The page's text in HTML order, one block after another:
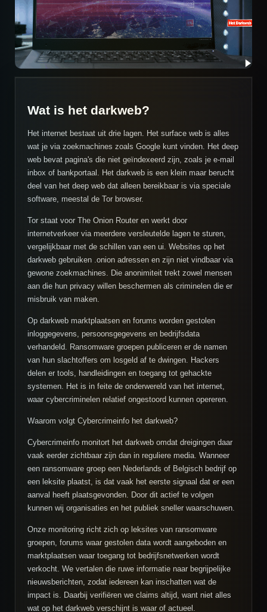
Wat is het darkweb?
Het internet bestaat uit drie lagen. Het surface web is alles
wat je via zoekmachines zoals Google kunt vinden. Het deep
web bevat pagina's die niet geïndexeerd zijn, zoals je e-mail
inbox of bankportaal. Het darkweb is een klein maar berucht
deel van het deep web dat alleen bereikbaar is via speciale
software, meestal de Tor browser.
Tor staat voor The Onion Router en werkt door
internetverkeer via meerdere versleutelde lagen te sturen,
vergelijkbaar met de schillen van een ui. Websites op het
darkweb gebruiken .onion adressen en zijn niet vindbaar via
gewone zoekmachines. Die anonimiteit trekt zowel mensen
aan die hun privacy willen beschermen als criminelen die er
misbruik van maken.
Op darkweb marktplaatsen en forums worden gestolen
inloggegevens, persoonsgegevens en bedrijfsdata
verhandeld. Ransomware groepen publiceren er de namen
van hun slachtoffers om losgeld af te dwingen. Hackers
delen er tools, handleidingen en toegang tot gehackte
systemen. Het is in feite de onderwereld van het internet,
waar cybercriminelen relatief ongestoord kunnen opereren.
Waarom volgt Cybercrimeinfo het darkweb?
Cybercrimeinfo monitort het darkweb omdat dreigingen daar
vaak eerder zichtbaar zijn dan in reguliere media. Wanneer
een ransomware groep een Nederlands of Belgisch bedrijf op
een leksite plaatst, is dat vaak het eerste signaal dat er een
aanval heeft plaatsgevonden. Door dit actief te volgen
kunnen wij organisaties en het publiek sneller waarschuwen.
Onze monitoring richt zich op leksites van ransomware
groepen, forums waar gestolen data wordt aangeboden en
marktplaatsen waar toegang tot bedrijfsnetwerken wordt
verkocht. We vertalen die ruwe informatie naar begrijpelijke
nieuwsberichten, zodat iedereen kan inschatten wat de
impact is. Daarbij verifiëren we claims altijd, want niet alles
wat op het darkweb verschijnt is waar of actueel.